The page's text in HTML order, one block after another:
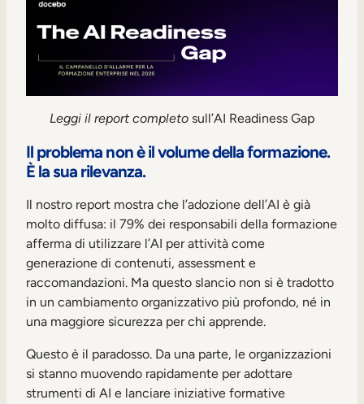
Leggi il report completo sull’AI Readiness Gap
Il problema non è il volume della formazione.
È la sua rilevanza.
Il nostro report mostra che l’adozione dell’AI è già
molto diffusa: il 79% dei responsabili della formazione
afferma di utilizzare l’AI per attività come
generazione di contenuti, assessment e
raccomandazioni. Ma questo slancio non si è tradotto
in un cambiamento organizzativo più profondo, né in
una maggiore sicurezza per chi apprende.
Questo è il paradosso. Da una parte, le organizzazioni
si stanno muovendo rapidamente per adottare
strumenti di AI e lanciare iniziative formative